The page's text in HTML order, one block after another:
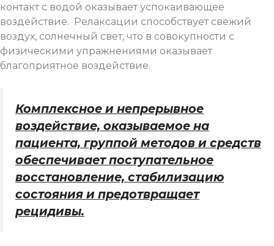
контакт с водой оказывает успокаивающее
воздействие. Релаксации способствует свежий
воздух, солнечный свет, что в совокупности с
физическими упражнениями оказывает
благоприятное воздействие.
Комплексное и непрерывное
воздействие, оказываемое на
пациента, группой методов и средств
обеспечивает поступательное
восстановление, стабилизацию
состояния и предотвращает
рецидивы.